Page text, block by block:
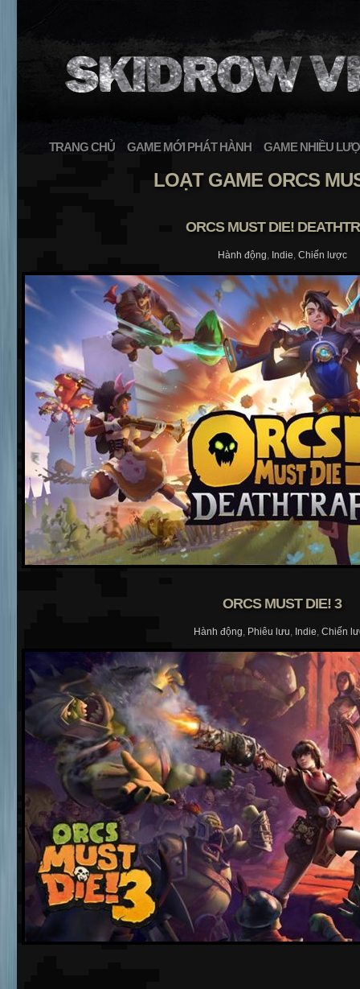
TRANG CHỦ GAME MỚI PHÁT HÀNH GAME NHIỀU
LOẠT GAME ORCS
ORCS MUST DIE!
Hành động, Indie, Chiến lược
ORCS MUST DIE! 3
Hành động, Phiêu lưu, Indie, Chiến